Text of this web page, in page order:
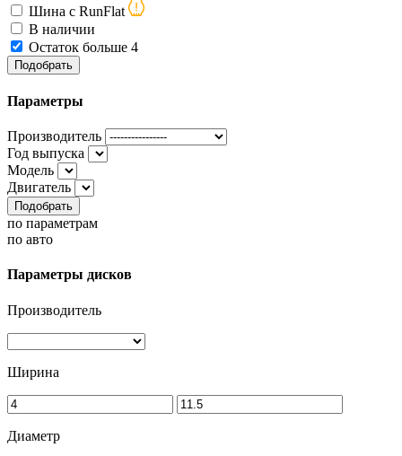
Шина с RunFlat
В наличии
Остаток больше 4
Подобрать
Параметры
Производитель
Год выпуска
Модель
Двигатель
Подобрать
по параметрам
по авто
Параметры дисков
Производитель
Ширина
Диаметр